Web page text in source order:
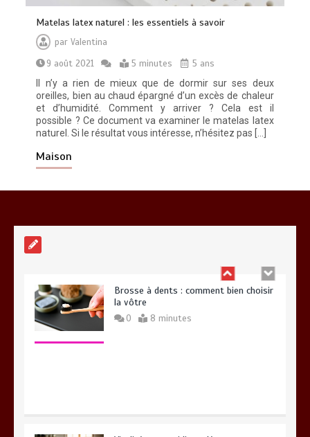
Matelas latex naturel : les essentiels à savoir
parValentina
9 août 2021
5 minutes
5 ans
Il n’y a rien de mieux que de dormir sur ses deux
oreilles, bien au chaud épargné d’un excès de chaleur
et d’humidité. Comment y arriver ? Cela est il
possible ? Ce document va examiner le matelas latex
naturel. Si le résultat vous intéresse, n’hésitez pas […]
Maison
sépare le bon de l’excellent
0 6 minutes
Alimentation équilibrée : ses bienfaits
Brosse à dents : comment bien choisir
la vôtre
0 8 minutes